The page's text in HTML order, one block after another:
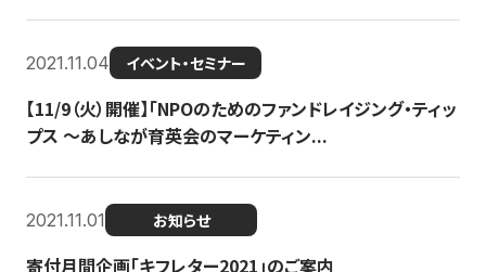
2021.11.04 イベント・セミナー
【11/9（火）開催】「NPOのためのファンドレイジング・ティッ
プス 〜あしなが育英会のマーケティン...
2021.11.01 お知らせ
寄付月間企画「キフレター2021」のご案内